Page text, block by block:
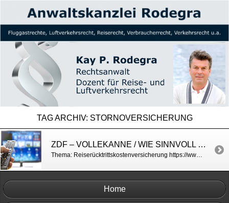
TAG ARCHIV: STORNOVERSICHERUNG
ZDF – VOLLEKANNE / WIE SINNVOLL SIND REISERÜCKTRITTSVERSICHERUNGEN?
Thema: Reiserücktrittskostenversicherung https://www.zdf.de/gesellschaft/volle-kanne/reiseruecktrittsversicherung-kay-p-rodegra-tipps-100.html
Home